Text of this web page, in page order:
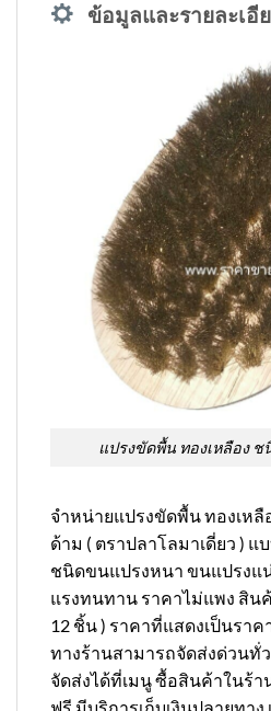
ข้อมูลและรายละเอี
แปรงขัดพื้น ทองเหลือง
จำหน่ายแปรงขัดพื้น ทองเห
ด้าม ( ตราปลาโลมาเดี่ยว )
ชนิดขนแปรงหนา ขนแปรงแ
แรงทนทาน ราคาไม่แพง สิน
12 ชิ้น ) ราคาที่แสดงเป็นรา
ทางร้านสามารถจัดส่งด่วนทั่
จัดส่งได้ที่เมนู ซื้อสินค้าในร้า
ฟรี มีบริการเก็บเงินปลายทาง